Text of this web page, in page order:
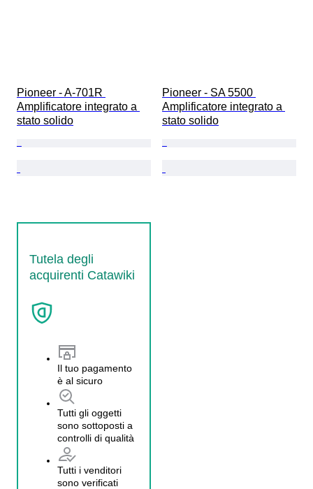
Pioneer - A-701R
Amplificatore integrato a
stato solido
Pioneer - SA 5500
Amplificatore integrato a
stato solido
Tutela degli
acquirenti Catawiki
Il tuo pagamento
è al sicuro
Tutti gli oggetti
sono sottoposti a
controlli di qualità
Tutti i venditori
sono verificati